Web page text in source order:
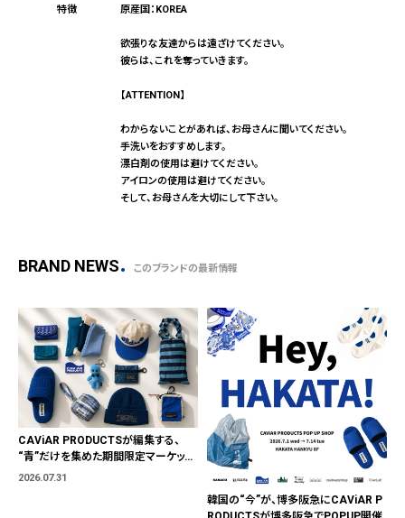
原産国：KOREA
欲張りな友達からは遠ざけてください。
彼らは、これを奪っていきます。
【ATTENTION】
わからないことがあれば、お母さんに聞いてください。
手洗いをおすすめします。
漂白剤の使用は避けてください。
アイロンの使用は避けてください。
そして、お母さんを大切にして下さい。
BRAND NEWS このブランドの最新情報
CAViAR PRODUCTSが編集する、
“青”だけを集めた期間限定マーケット
「BLUE MARKET」が横浜に。ブランド
2026.07.31
韓国の“今”が、博多阪急にCAViAR P